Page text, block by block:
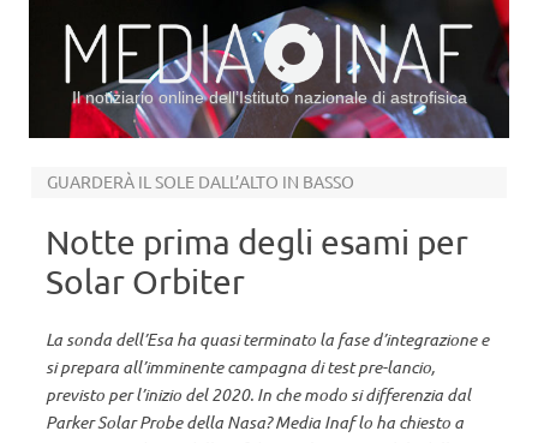
Il notiziario online dell’Istituto nazionale di astrofisica
GUARDERÀ IL SOLE DALL’ALTO IN BASSO
Notte prima degli esami per
Solar Orbiter
La sonda dell’Esa ha quasi terminato la fase d’integrazione e
si prepara all’imminente campagna di test pre-lancio,
previsto per l’inizio del 2020. In che modo si differenzia dal
Parker Solar Probe della Nasa? Media Inaf lo ha chiesto a